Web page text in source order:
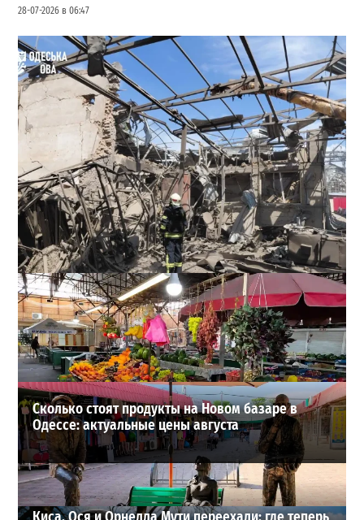
28-07-2026 в 06:47
В Одессе выросло число пострадавших после атаки
реактивных дронов (фото)
2
24-07-2026 в 14:29
ВИБОР РЕДАКЦИИ
Сколько стоят продукты на Новом базаре в
Одессе: актуальные цены августа